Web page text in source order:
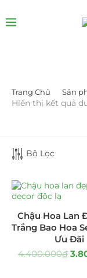
DANH MỤC SẢN
Cây Sen Đá Giá Sỉ
Chậu Sen Đá Mini
Lan Hồ Điệp
Lũa Hồ Điệp Sen
Trang Chủ Sản
Hiển thị kết quả
Bộ Lọc
Chậu Hoa Lan
Trắng Bao Hoa
Ưu Đãi
4.400.000₫